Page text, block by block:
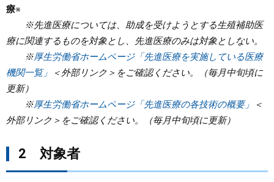
療※
※先進医療については、助成を受けようとする生殖補助医
療に関連するものを対象とし、先進医療のみは対象としない。
※厚生労働省ホームページ「先進医療を実施している医療
機関一覧」
＜外部リンク＞ をご確認ください。（毎月中旬頃に
更新）
※厚生労働省ホームページ「先進医療の各技術の概要」
＜
外部リンク＞ をご確認ください。（毎月中旬頃に更新）
2 対象者